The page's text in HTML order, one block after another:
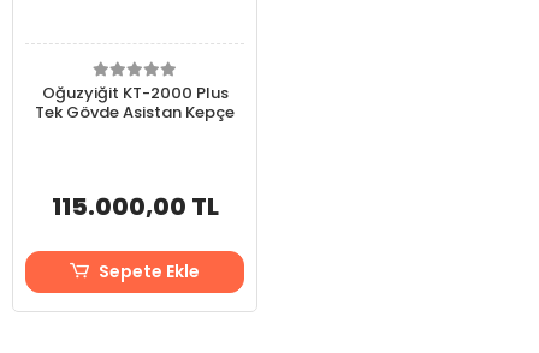
Oğuzyiğit KT-2000 Plus
Tek Gövde Asistan Kepçe
115.000,00 TL
Sepete Ekle